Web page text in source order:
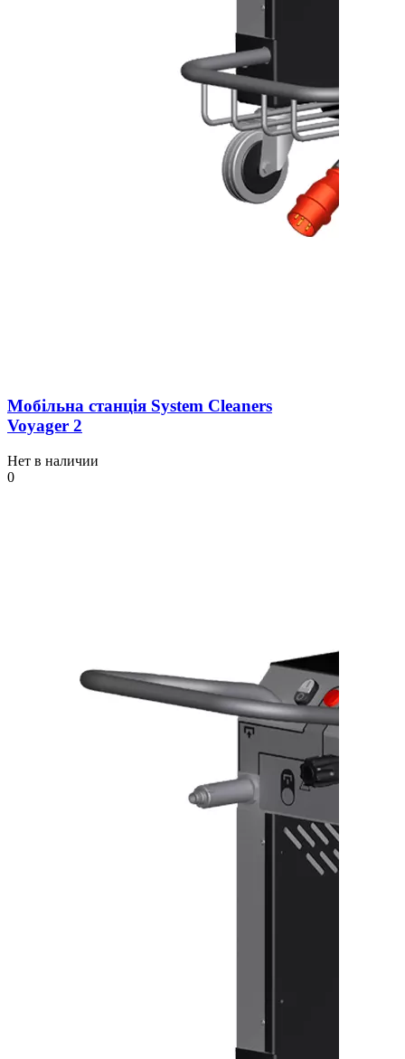
Мобільна станція System Cleaners
Voyager 2
Нет в наличии
0